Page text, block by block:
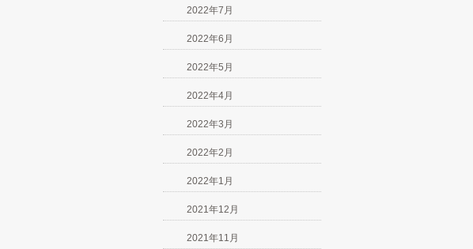
2022年7月
2022年6月
2022年5月
2022年4月
2022年3月
2022年2月
2022年1月
2021年12月
2021年11月